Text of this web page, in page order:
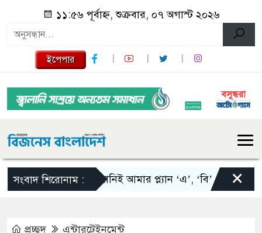
১১:৫৬ পূর্বাহ্ন, শুক্রবার, ০৭ অগাস্ট ২০২৬
ইপেপার
সংবাদ শিরোনাম :স্কালোনিই আমার প্ল্যান ‘এ’, ‘বি’ এবং ‘সি’:×
প্রচ্ছদ এন্টারটেইনমেন্ট